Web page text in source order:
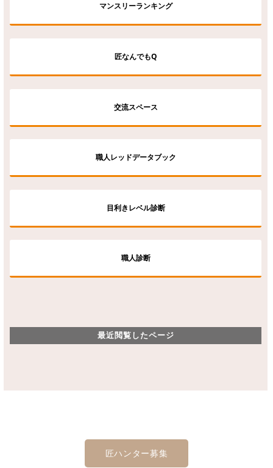
マンスリーランキング
匠なんでもQ
交流スペース
職人レッドデータブック
目利きレベル診断
職人診断
最近閲覧したページ
匠ハンター募集